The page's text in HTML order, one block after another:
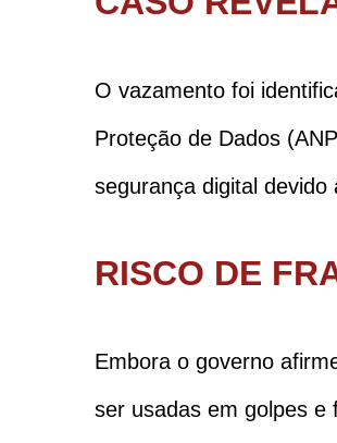
O vazamento foi
Proteção de Dados
segurança digital
RISCO DE
Embora o governo
ser usadas em golpes e